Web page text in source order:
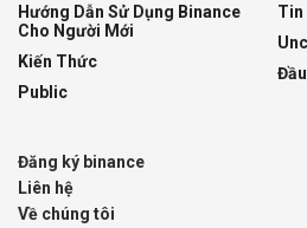
Hướng Dẫn Sử Dụng Binance
Cho Người Mới
Kiến Thức
Public
Tin
Đăng ký binance
Liên hệ
Về chúng tôi